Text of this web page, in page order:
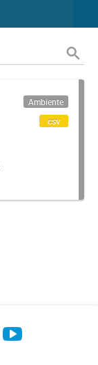
Ambiente
csv